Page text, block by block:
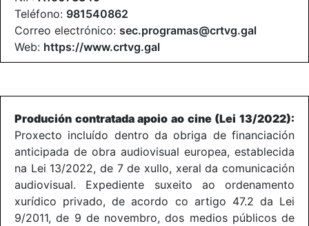
Teléfono: 981540862
Correo electrónico: sec.programas@crtvg.gal
Web: https://www.crtvg.gal
Produción contratada apoio ao cine (Lei 13/2022):
Proxecto incluído dentro da obriga de financiación
anticipada de obra audiovisual europea, establecida
na Lei 13/2022, de 7 de xullo, xeral da comunicación
audiovisual. Expediente suxeito ao ordenamento
xurídico privado, de acordo co artigo 47.2 da Lei
9/2011, de 9 de novembro, dos medios públicos de